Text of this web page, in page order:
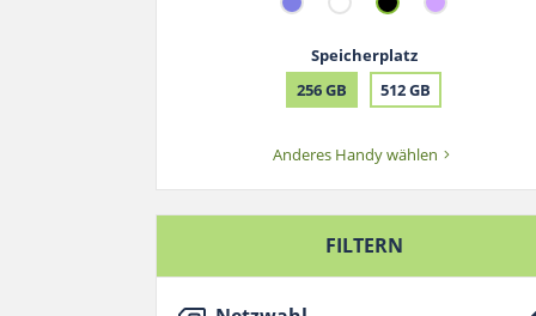
Speicherplatz
256 GB
512 GB
Anderes Handy wählen
FILTERN